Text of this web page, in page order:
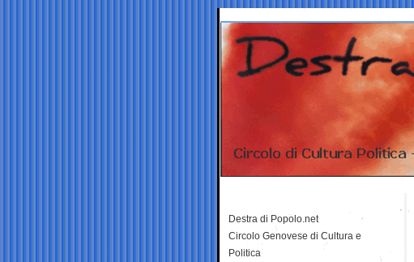
Destra di Popolo.net
Circolo Genovese di Cultura e
Politica